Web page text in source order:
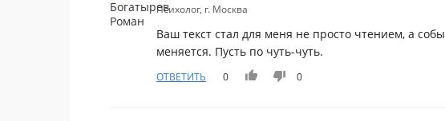
Психолог, г. Москва
Ваш текст стал для меня не просто чтением, а
меняется. Пусть по чуть-чуть.
ОТВЕТИТЬ 0 0